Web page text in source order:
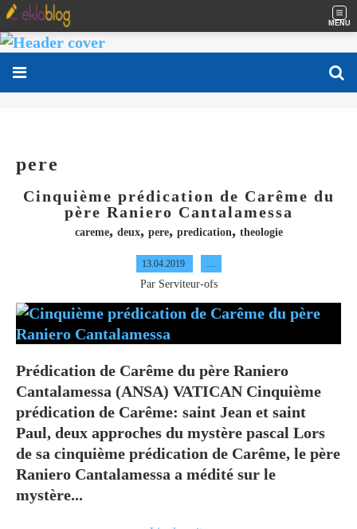
MENU
pere
Cinquième prédication de Carême du
père Raniero Cantalamessa
careme, deux, pere, predication, theologie
13.04.2019 …
Par Serviteur-ofs
Prédication de Carême du père Raniero
Cantalamessa (ANSA) VATICAN Cinquième
prédication de Carême: saint Jean et saint
Paul, deux approches du mystère pascal Lors
de sa cinquième prédication de Carême, le père
Raniero Cantalamessa a médité sur le
mystère...